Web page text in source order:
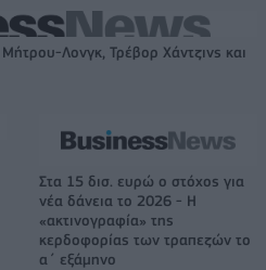
Λονγκ, Τρέβορ Χάντζινς και
Στα 15 δισ. ευρώ ο στόχος για
νέα δάνεια το 2026 - Η
«ακτινογραφία» της
κερδοφορίας των τραπεζών το
α΄ εξάμηνο